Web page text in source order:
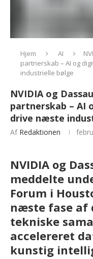
Hjem AI
partnerskab – AI og
industrielle bølge
NVIDIA og
partnerskab – AI
drive næste
Af Redaktionen
NVIDIA og
meddelte
Forum i
næste fase af
tekniske
accelereret
kunstig